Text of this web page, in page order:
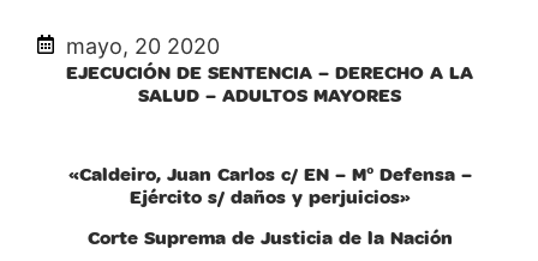
mayo, 20 2020
EJECUCIÓN DE SENTENCIA – DERECHO A LA
SALUD – ADULTOS MAYORES
«Caldeiro, Juan Carlos c/ EN – M° Defensa –
Ejército s/ daños y perjuicios»
Corte Suprema de Justicia de la Nación